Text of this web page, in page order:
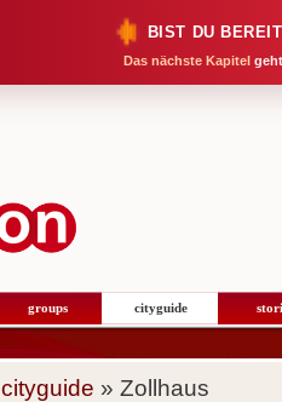
BIST DU
Das nächste Kapitel
groups cityguide
cityguide » Zollhaus